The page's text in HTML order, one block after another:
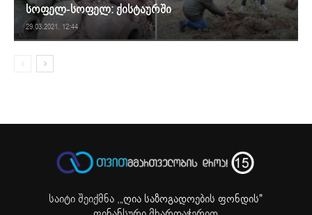
სოფელ-სოფელ: ქისტაურში
29.03.2021. 12:44
საიტი შეიქმნა ,„ღია საზოგადოების ფონდის"